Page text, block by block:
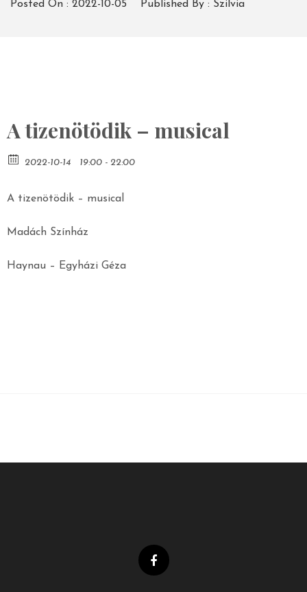
Posted On : 2022-10-05 Published By : Szilvia
A tizenötödik – musical
2022-10-14 19:00 - 22:00
A tizenötödik – musical
Madách Színház
Haynau – Egyházi Géza